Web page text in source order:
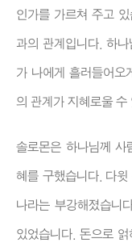
인가를 가르쳐 주고
과의 관계입니다. 하
가 나에게 흘러들어오
의 관계가 지혜로울 수
솔로몬은 하나님께 사
혜를 구했습니다. 다
나라는 부강해졌습니
있었습니다. 돈으로